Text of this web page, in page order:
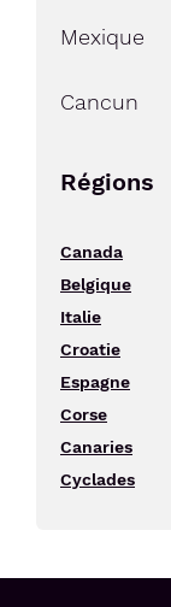
Mexique
Cancun
Régions
Canada
Belgique
Italie
Croatie
Espagne
Corse
Canaries
Cyclades